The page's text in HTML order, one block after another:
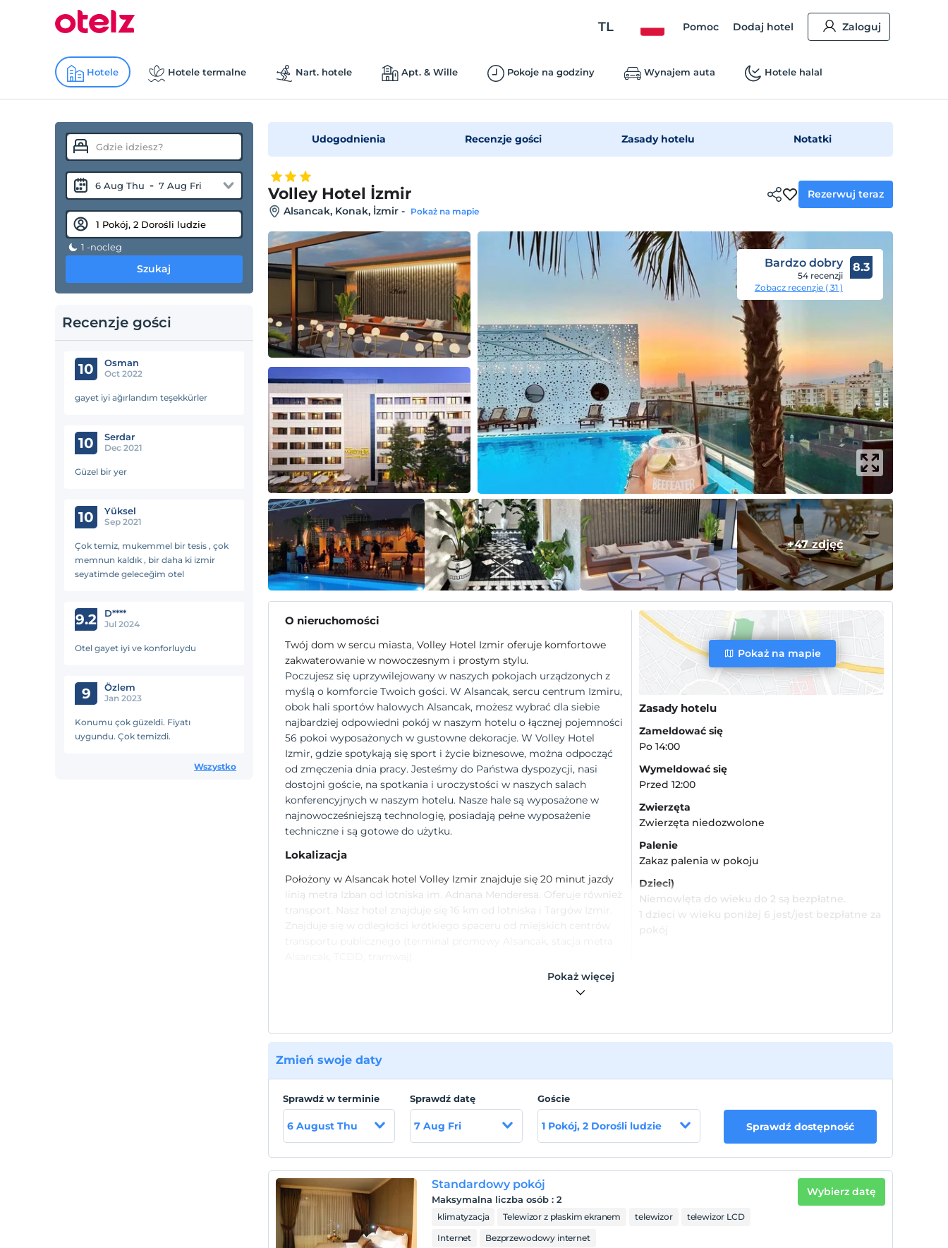
TL Pomoc Dodaj hotel Zaloguj
Hotele Hotele termalne Nart. hotele Apt. & Wille Pokoje na godziny Wynajem auta Hotele halal
6 Aug Thu - 7 Aug Fri
1 -nocleg
Szukaj
Recenzje gości
10 Osman
Oct 2022
gayet iyi ağırlandım teşekkürler
10 Serdar
Dec 2021
Güzel bir yer
10 Yüksel
Sep 2021
Çok temiz, mukemmel bir tesis , çok
memnun kaldık , bir daha ki izmir
seyatimde geleceğim otel
9.2 D****
Jul 2024
Otel gayet iyi ve konforluydu
9 Özlem
Jan 2023
Konumu çok güzeldi. Fiyatı
uygundu. Çok temizdi.
Wszystko
Udogodnienia Recenzje gości Zasady hotelu Notatki
Volley Hotel İzmir
Alsancak, Konak, İzmir- Pokaż na mapie
Rezerwuj teraz
Bardzo dobry
54 recenzji
Zobacz recenzje ( 31 )
8.3
+47 zdjęć
O nieruchomości
Twój dom w sercu miasta, Volley Hotel Izmir oferuje komfortowe
zakwaterowanie w nowoczesnym i prostym stylu.
Poczujesz się uprzywilejowany w naszych pokojach urządzonych z
myślą o komforcie Twoich gości. W Alsancak, sercu centrum Izmiru,
obok hali sportów halowych Alsancak, możesz wybrać dla siebie
najbardziej odpowiedni pokój w naszym hotelu o łącznej pojemności
56 pokoi wyposażonych w gustowne dekoracje. W Volley Hotel
Izmir, gdzie spotykają się sport i życie biznesowe, można odpocząć
od zmęczenia dnia pracy. Jesteśmy do Państwa dyspozycji, nasi
dostojni goście, na spotkania i uroczystości w naszych salach
konferencyjnych w naszym hotelu. Nasze hale są wyposażone w
najnowocześniejszą technologię, posiadają pełne wyposażenie
techniczne i są gotowe do użytku.
Lokalizacja
Położony w Alsancak hotel Volley Izmir znajduje się 20 minut jazdy
linią metra Izban od lotniska im. Adnana Menderesa. Oferuje również
transport. Nasz hotel znajduje się 16 km od lotniska i Targów Izmir.
Znajduje się w odległości krótkiego spaceru od miejskich centrów
Pokaż na mapie
Zasady hotelu
Zameldować się
Po 14:00
Wymeldować się
Przed 12:00
Zwierzęta
Zwierzęta niedozwolone
Palenie
Zakaz palenia w pokoju
Dzieci)
Niemowlęta do wieku do 2 są bezpłatne.
1 dzieci w wieku poniżej 6 jest/jest bezpłatne za
Pokaż więcej
Zmień swoje daty
Sprawdź w terminie
6 August Thu
Sprawdź datę
7 Aug Fri
Goście
1 Pokój, 2 Dorośli ludzie Sprawdź dostępność
Standardowy pokój
Maksymalna liczba osób :2
klimatyzacja Telewizor z płaskim ekranem telewizor
telewizor LCD
Internet
Bezprzewodowy internet
Wybierz datę